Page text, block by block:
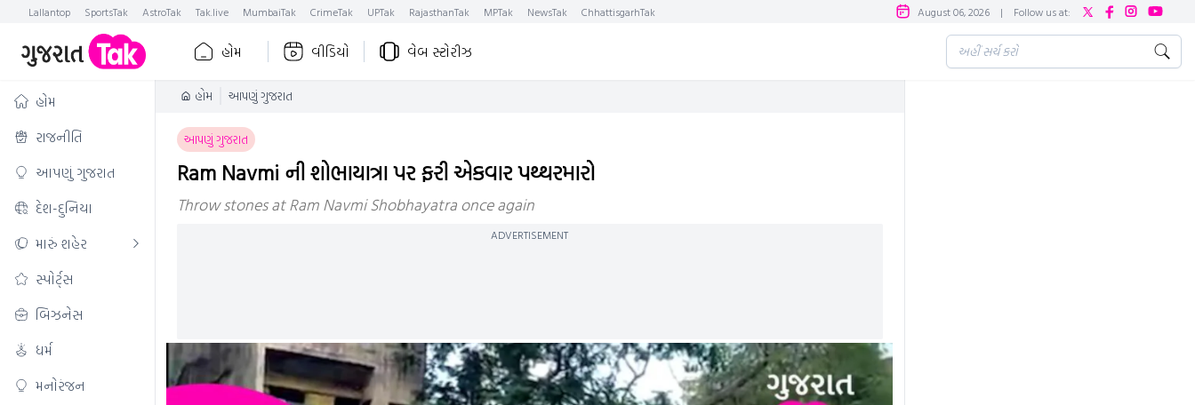
Lallantop SportsTak AstroTak Tak.live MumbaiTak CrimeTak UPTak RajasthanTak MPTak NewsTak ChhattisgarhTak August 06, 2026 | Follow us at:
હોમ વીડિયો વેબ સ્ટોરીઝ
હોમ
રાજનીતિ
આપણું ગુજરાત
દેશ-દુનિયા
મારું શહેર
સ્પોર્ટ્સ
બિઝનેસ
ધર્મ
મનોરંજન
હોમ આપણું ગુજરાત
આપણું ગુજરાત
Ram Navmi ની શોભાયાત્રા પર ફરી એકવાર પથ્થરમારો
Throw stones at Ram Navmi Shobhayatra once again
ADVERTISEMENT